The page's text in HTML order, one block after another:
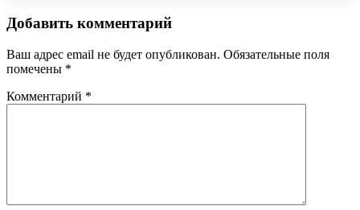
Добавить комментарий
Ваш адрес email не будет опубликован. Обязательные поля
помечены *
Комментарий *